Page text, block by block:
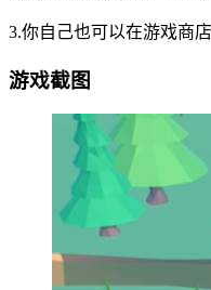
3.你自己也可以在游戏商
游戏截图